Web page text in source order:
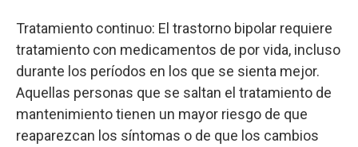
Tratamiento continuo: El trastorno bipolar requiere
tratamiento con medicamentos de por vida, incluso
durante los períodos en los que se sienta mejor.
Aquellas personas que se saltan el tratamiento de
mantenimiento tienen un mayor riesgo de que
reaparezcan los síntomas o de que los cambios